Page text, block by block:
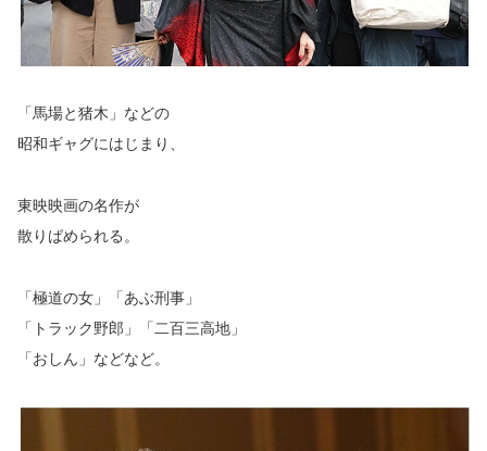
「馬場と猪木」などの
昭和ギャグにはじまり、
東映映画の名作が
散りばめられる。
「極道の女」「あぶ刑事」
「トラック野郎」「二百三高地」
「おしん」などなど。